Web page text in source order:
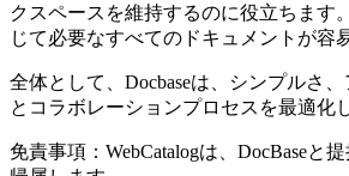
クスペースを維持するのに役立ちます
じて必要なすべてのドキュメントが容
全体として、Docbaseは、シンプルさ
とコラボレーションプロセスを最適化
免責事項：WebCatalogは、DocBase